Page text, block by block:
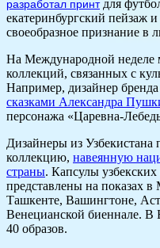
разработал принтдля
екатеринбургский пейзаж
своеобразное признание в
На Международной неделе
коллекций, связанных с
Например, дизайнер
сказками Александра
персонажа «Царевна-
Дизайнеры из Узбекистана
коллекцию, навеянную
страны. Капсулы
представлены на показах
Ташкенте, Вашингтоне,
Венецианской биеннале. В
40 образов.